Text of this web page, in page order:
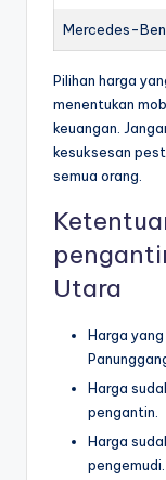
Mercedes-
Pilihan harga
menentukan
keuangan.
kesuksesan
semua orang.
Utara
Harga
Harga
pengantin.
Harga
pengemudi.